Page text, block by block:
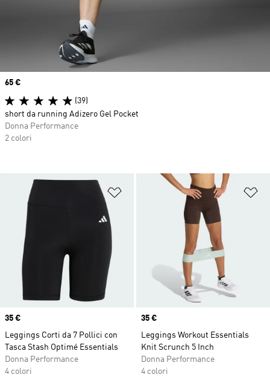
Aggiungi alla lista dei desideri
Price
35 €
Leggings Corti da 7 Pollici con
Tasca Stash Optimé Essentials
Donna Performance
4 colori
Price
35 €
Leggings Workout Essentials
Knit Scrunch 5 Inch
Donna Performance
4 colori
Price
65 €
(39)
short da running Adizero Gel Pocket
Donna Performance
2 colori